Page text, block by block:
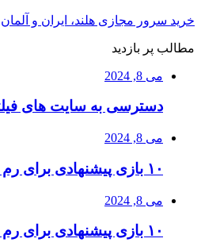
خرید سرور مجازی هلند، ایران و آلمان
مطالب پر بازدید
می 8, 2024
دسترسی به سایت های
می 8, 2024
۱۰ بازی پیشنهادی برای رم زیر ۴ گیگ | همراه با تریلر بازی و سیستم مورد نیاز
می 8, 2024
۱۰ بازی پیشنهادی برای رم زیر ۲ گیگ | به همراه تریلر بازی ها